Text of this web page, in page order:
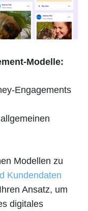
Modelle:
Engagements
Modellen zu
Kundendaten
Ansatz, um
digitales